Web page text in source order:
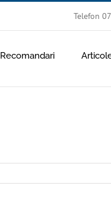
Telefon
Recomandari